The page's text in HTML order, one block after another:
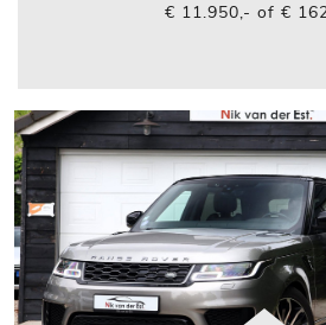
€ 11.950,- of €